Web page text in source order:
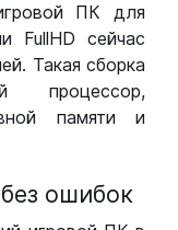
ПК для
FullHD сейчас
Такая сборка
процессор,
памяти и
ошибок